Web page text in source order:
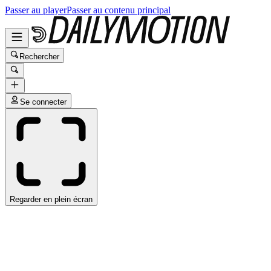
Passer au playerPasser au contenu principal
Rechercher
Se connecter
Regarder en plein écran